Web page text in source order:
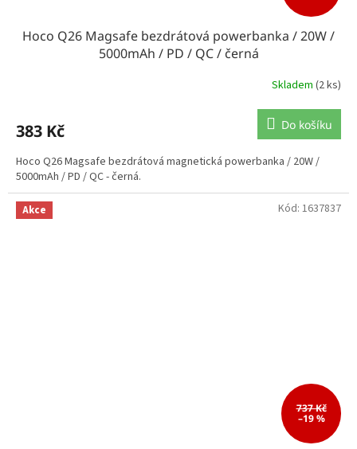
Hoco Q26 Magsafe bezdrátová powerbanka / 20W /
5000mAh / PD / QC / černá
Skladem (2 ks)
383 Kč Do košíku
Hoco Q26 Magsafe bezdrátová magnetická powerbanka / 20W /
5000mAh / PD / QC - černá.
Akce
737 Kč
–19 %
Kód: 1637837